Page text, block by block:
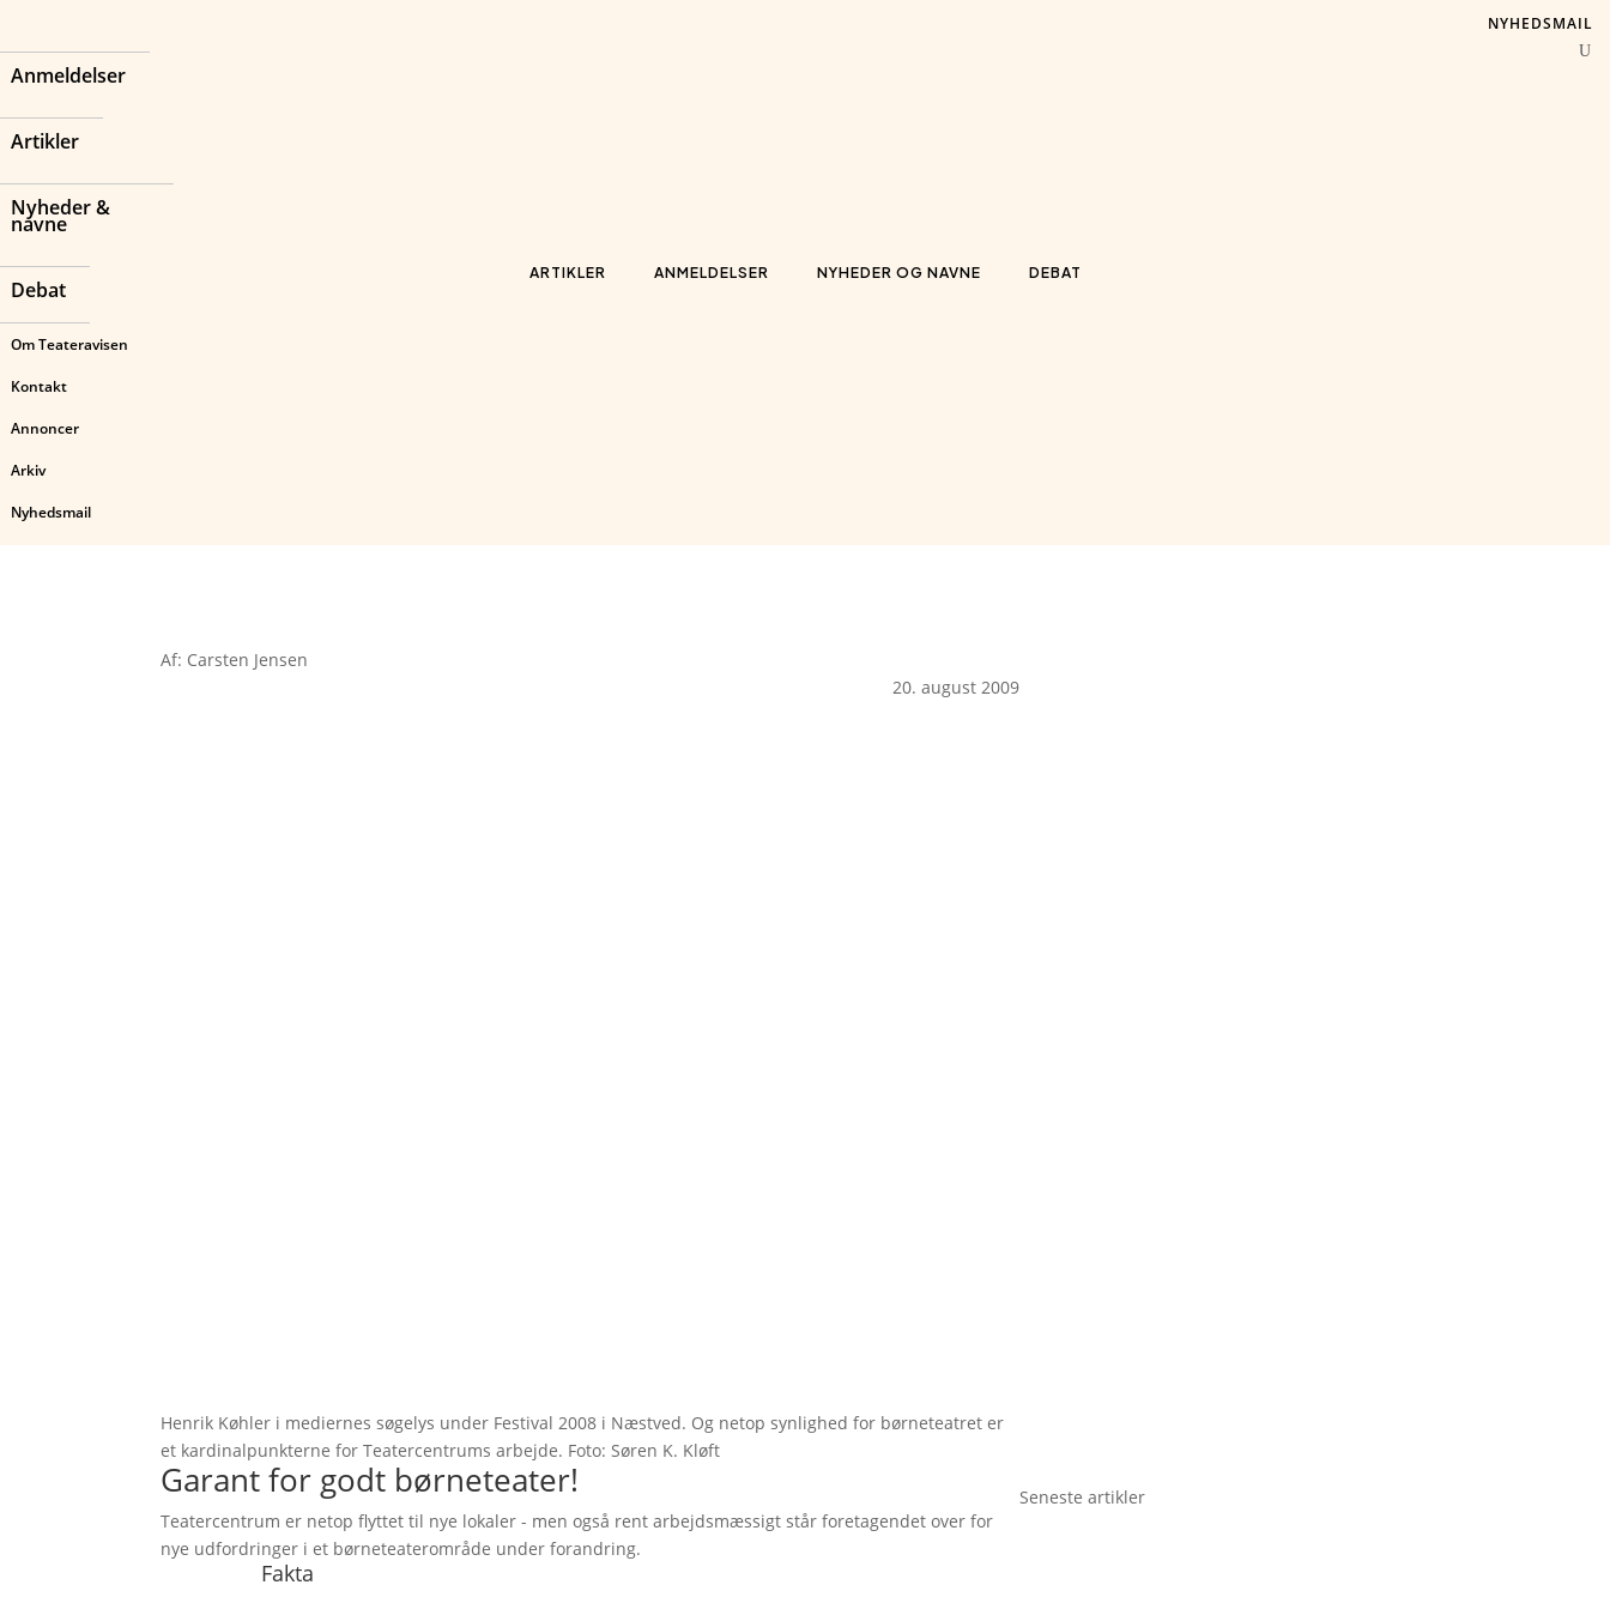
Anmeldelser
Artikler
Nyheder &
navne
Debat
Om Teateravisen
Kontakt
Annoncer
Arkiv
Nyhedsmail
ARTIKLER ANMELDELSER NYHEDER OG NAVNE DEBAT
NYHEDSMAIL
Af: Carsten Jensen
20. august 2009
Henrik Køhler i mediernes søgelys under Festival 2008 i Næstved. Og netop synlighed for børneteatret er
et kardinalpunkterne for Teatercentrums arbejde. Foto: Søren K. Kløft
Garant for godt børneteater!
Teatercentrum er netop flyttet til nye lokaler - men også rent arbejdsmæssigt står foretagendet over for
nye udfordringer i et børneteaterområde under forandring.
Fakta
Seneste artikler